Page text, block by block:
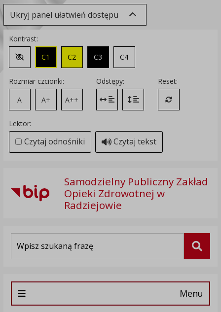
Ukryj panel ułatwień dostępu
Kontrast:
Zmień kontrast na domyślny
C1 C2 C3 C4
Rozmiar czcionki:
A
A+ A++
Odstępy:
Zmień odstęp między literami
Zmień interlinię i margines
Reset:
Przywróć
Lektor:
Czytaj odnośniki Czytaj tekst
Samodzielny Publiczny Zakład
Opieki Zdrowotnej w
Radziejowie
Menu